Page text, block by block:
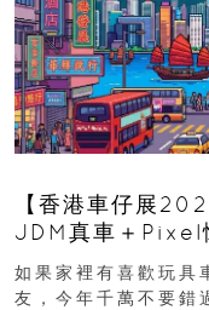
【香港車仔展
JDM真車＋Pixel
8月灣仔登場 車
如果家裡有喜歡玩具
友，今年千萬不要錯